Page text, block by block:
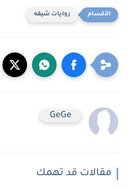
روايات شيقه
GeGe
مقالات قد تهمك